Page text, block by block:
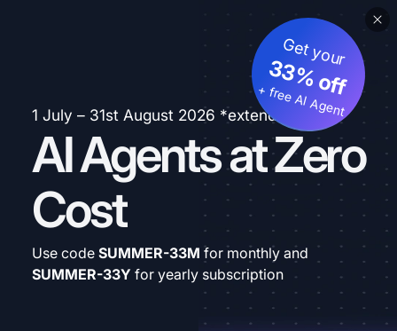
1 July – 31st August 2026 *extended
AI Agents at Zero
Cost
Get your
33% off
+ free AI Agent
Use code SUMMER-33M for monthly and
SUMMER-33Y for yearly subscription